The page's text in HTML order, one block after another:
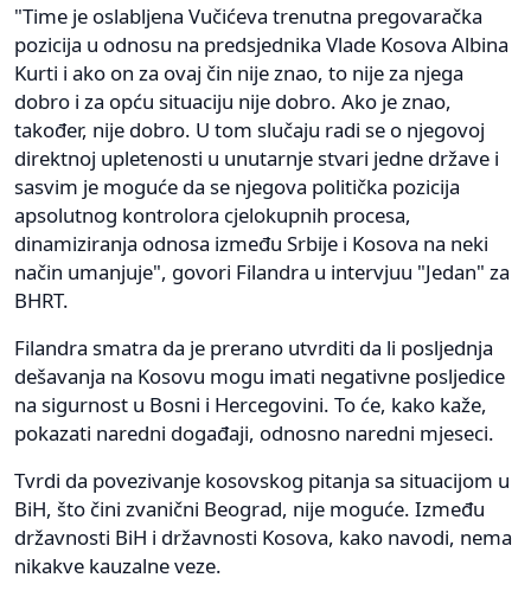
"Time je oslabljena Vučićeva trenutna pregovaračka
pozicija u odnosu na predsjednika Vlade Kosova Albina
Kurti i ako on za ovaj čin nije znao, to nije za njega
dobro i za opću situaciju nije dobro. Ako je znao,
također, nije dobro. U tom slučaju radi se o njegovoj
direktnoj upletenosti u unutarnje stvari jedne države i
sasvim je moguće da se njegova politička pozicija
apsolutnog kontrolora cjelokupnih procesa,
dinamiziranja odnosa između Srbije i Kosova na neki
način umanjuje", govori Filandra u intervjuu "Jedan" za
BHRT.
Filandra smatra da je prerano utvrditi da li posljednja
dešavanja na Kosovu mogu imati negativne posljedice
na sigurnost u Bosni i Hercegovini. To će, kako kaže,
pokazati naredni događaji, odnosno naredni mjeseci.
Tvrdi da povezivanje kosovskog pitanja sa situacijom u
BiH, što čini zvanični Beograd, nije moguće. Između
državnosti BiH i državnosti Kosova, kako navodi, nema
nikakve kauzalne veze.